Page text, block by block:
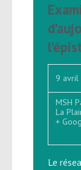
9 avril
MSH
La
+
Le